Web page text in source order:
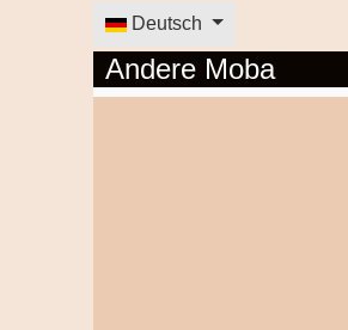
Sprache auswählen
Deutsch
Andere Moba